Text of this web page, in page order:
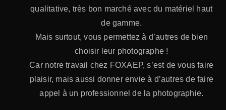
qualitative, très bon marché avec du matériel haut
de gamme.
Mais surtout, vous permettez à d’autres de bien
choisir leur photographe !
Car notre travail chez FOXAEP, s’est de vous faire
plaisir, mais aussi donner envie à d’autres de faire
appel à un professionnel de la photographie.